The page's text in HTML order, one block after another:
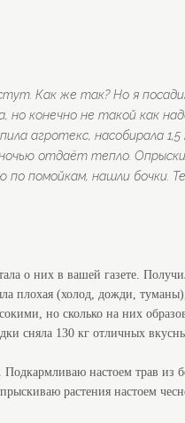
Как же так? Но я
конечно не такой как
агротекс, насобирала
отдаёт тепло.
помойкам, нашли бочки.
о них в вашей газете.
плохая (холод, дожди,
но сколько на них
сняла 130 кг отличных
настоем трав из
растения настоем